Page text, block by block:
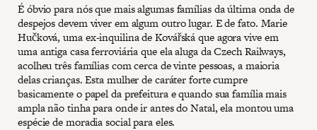
É óbvio para nós que mais algumas famílias da última onda de
despejos devem viver em algum outro lugar. E de fato. Marie
Hučková, uma ex-inquilina de Kovářská que agora vive em
uma antiga casa ferroviária que ela aluga da Czech Railways,
acolheu três famílias com cerca de vinte pessoas, a maioria
delas crianças. Esta mulher de caráter forte cumpre
basicamente o papel da prefeitura e quando sua família mais
ampla não tinha para onde ir antes do Natal, ela montou uma
espécie de moradia social para eles.